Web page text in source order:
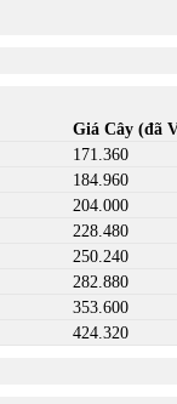
Giá Cây (đã
171.360
184.960
204.000
228.480
250.240
282.880
353.600
424.320